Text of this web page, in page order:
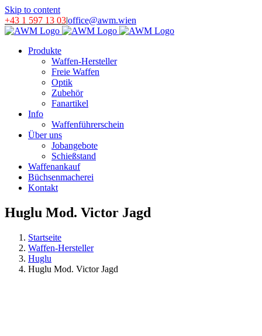
Skip to content
+43 1 597 13 03|office@awm.wien
Produkte
Waffen-Hersteller
Freie Waffen
Optik
Zubehör
Fanartikel
Info
Waffenführerschein
Über uns
Jobangebote
Schießstand
Waffenankauf
Büchsenmacherei
Kontakt
Huglu Mod. Victor Jagd
Startseite
Waffen-Hersteller
Huglu
Huglu Mod. Victor Jagd